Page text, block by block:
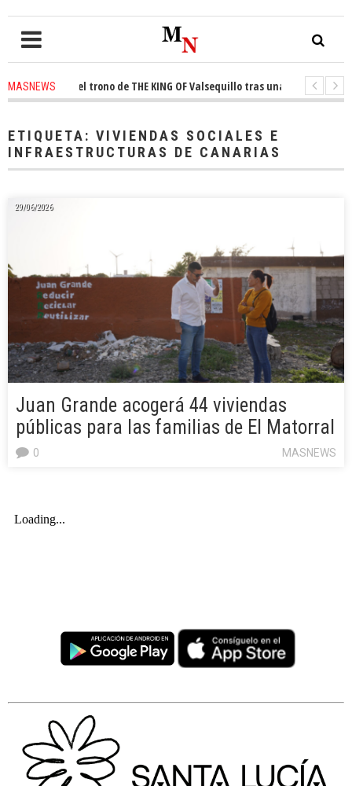
MASNEWSel trono de THE KING OF Valsequillo tras una jornada de
ETIQUETA: VIVIENDAS SOCIALES E
INFRAESTRUCTURAS DE CANARIAS
29/06/2026
Juan Grande acogerá 44 viviendas
públicas para las familias de El Matorral
MASNEWS
0